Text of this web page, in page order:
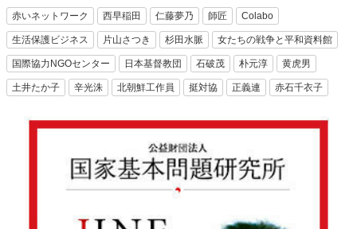
赤いネットワーク 西早稲田 仁藤夢乃 師匠 Colabo
生活保護ビジネス 片山さつき 杉田水脈 女たちの戦争と平和資料館
国際協力NGOセンター 日本基督教団 石破茂 朴元淳 黄虎男
土井たか子 辛光洙 北朝鮮工作員 挺対協 正義連 赤石千衣子